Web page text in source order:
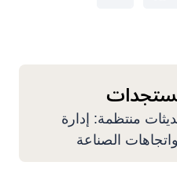
منتظمة: إدارة
الصناعة